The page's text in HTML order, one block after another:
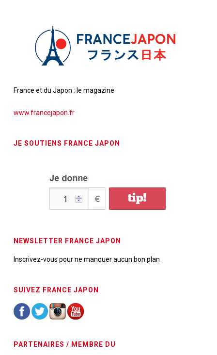
France et du Japon : le magazine
www.francejapon.fr
JE SOUTIENS FRANCE JAPON
NEWSLETTER FRANCE JAPON
Inscrivez-vous pour ne manquer aucun bon plan
SUIVEZ FRANCE JAPON
PARTENAIRES / MEMBRE DU